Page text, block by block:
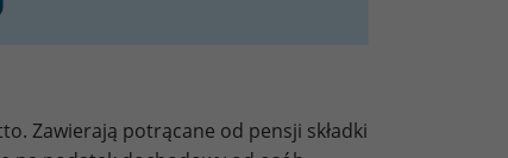
Zawierają potrącane od pensji składki